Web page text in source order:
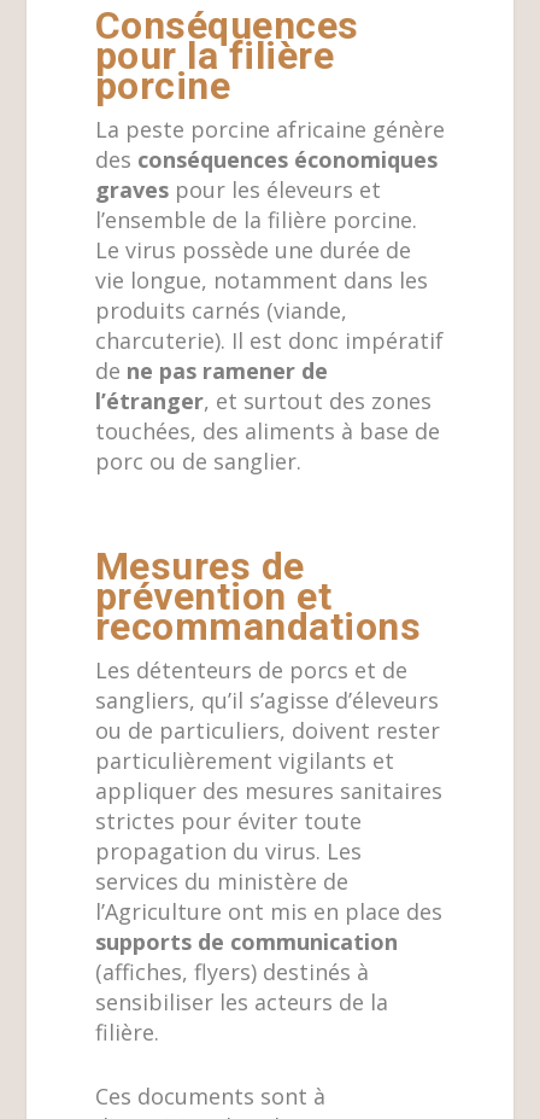
Conséquences
pour la filière
porcine
La peste porcine africaine génère
des conséquences économiques
gravespour les éleveurs et
l’ensemble de la filière porcine.
Le virus possède une durée de
vie longue, notamment dans les
produits carnés (viande,
charcuterie). Il est donc impératif
de ne pas ramener de
l’étranger, et surtout des zones
touchées, des aliments à base de
porc ou de sanglier.
Mesures de
prévention et
recommandations
Les détenteurs de porcs et de
sangliers, qu’il s’agisse d’éleveurs
ou de particuliers, doivent rester
particulièrement vigilants et
appliquer des mesures sanitaires
strictes pour éviter toute
propagation du virus. Les
services du ministère de
l’Agriculture ont mis en place des
supports de communication
(affiches, flyers) destinés à
sensibiliser les acteurs de la
filière.
Ces documents sont à